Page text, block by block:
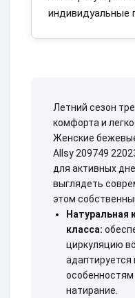
индивидуальные
Летний сезон
комфорта и
Женские
Allsy 209749
для активных
выглядеть
этом
Натуральная
класса:
циркуляцию
адаптируется
натирание.